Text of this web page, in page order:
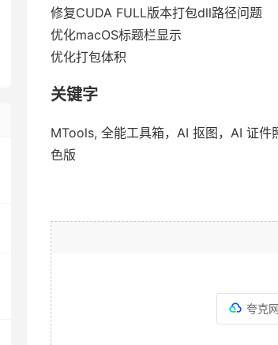
修复CUDA FULL版本打包dll路径问题
优化macOS标题栏显示
优化打包体积
关键字
MTools, 全能工具箱，AI 抠图，AI 证
色版
夸克